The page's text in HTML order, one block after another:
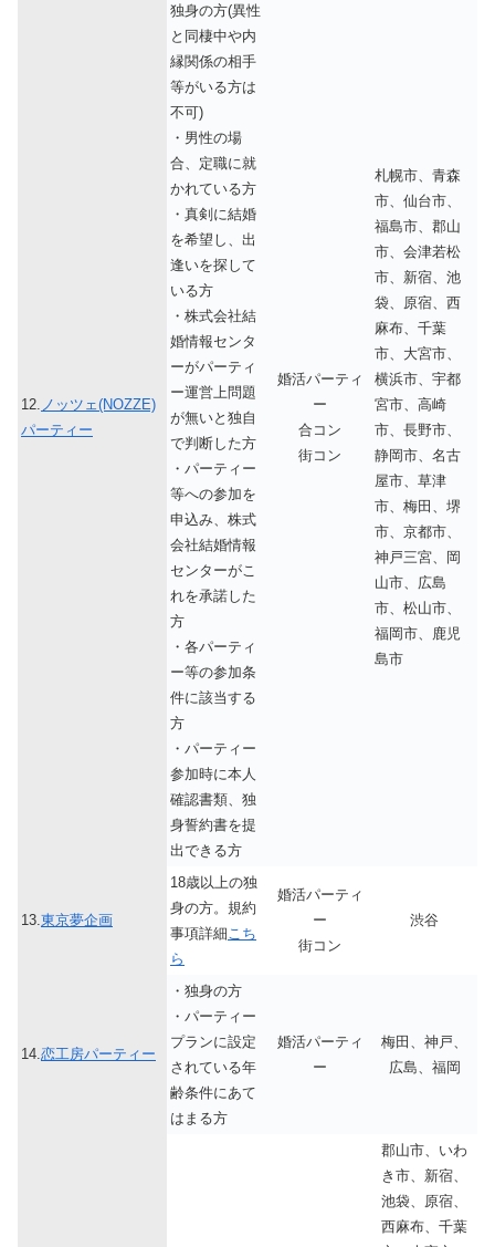
12. ノッツェ(NOZZE)
パーティー
独身の方(異性
と同棲中や内
縁関係の相手
等がいる方は
不可)
・男性の場
合、定職に就
かれている方
・真剣に結婚
を希望し、出
逢いを探して
いる方
・株式会社結
婚情報センタ
ーがパーティ
ー運営上問題
が無いと独自
で判断した方
・パーティー
等への参加を
申込み、株式
会社結婚情報
センターがこ
れを承諾した
方
・各パーティ
ー等の参加条
件に該当する
方
・パーティー
参加時に本人
確認書類、独
身誓約書を提
出できる方
婚活パーティ
ー
合コン
街コン
札幌市、青森
市、仙台市、
福島市、郡山
市、会津若松
市、新宿、池
袋、原宿、西
麻布、千葉
市、大宮市、
横浜市、宇都
宮市、高崎
市、長野市、
静岡市、名古
屋市、草津
市、梅田、堺
市、京都市、
神戸三宮、岡
山市、広島
市、松山市、
福岡市、鹿児
島市
13. 東京夢企画
18歳以上の独
身の方。規約
事項詳細 こち
ら
婚活パーティ
ー
街コン
渋谷
14. 恋工房パーティー
・独身の方
・パーティー
プランに設定
されている年
齢条件にあて
はまる方
婚活パーティ
ー
梅田、神戸、
広島、福岡
郡山市、いわ
き市、新宿、
池袋、原宿、
西麻布、千葉